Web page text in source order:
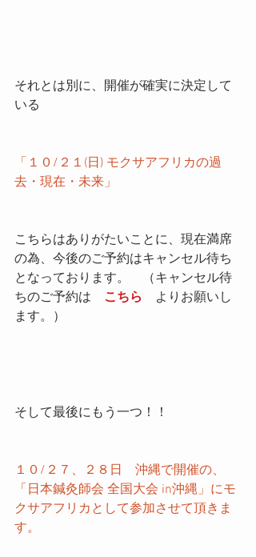
それとは別に、開催が確実に決定して
いる
「１０/２１(日) モクサアフリカの過
去・現在・未来」
こちらはありがたいことに、現在満席
の為、今後のご予約はキャンセル待ち
となっております。　（キャンセル待
ちのご予約は こちら よりお願いし
ます。）
そして最後にもう一つ！！
１０/２７、２８日　沖縄で開催の、
「日本鍼灸師会 全国大会 in沖縄」にモ
クサアフリカとして参加させて頂きま
す。